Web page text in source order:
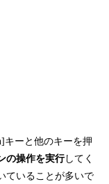
キーと他のキーを押
の操作を実行してく
ていることが多いで